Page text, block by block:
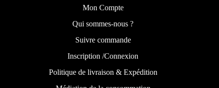
Mon Compte
Qui sommes-nous ?
Suivre commande
Inscription /Connexion
Politique de livraison & Expédition